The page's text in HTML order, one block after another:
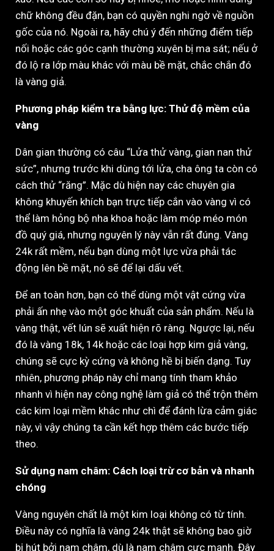
chữ không đều đặn, bạn có quyền nghi ngờ về nguồn
gốc của nó. Ngoài ra, hãy chú ý đến những điểm tiếp
nối hoặc các góc cạnh thường xuyên bị ma sát; nếu ở
đó lộ ra lớp màu khác với màu bề mặt, chắc chắn đó
là vàng giả.
Phương pháp kiểm tra bằng lực: Thử độ mềm của
vàng
Dân gian thường có câu “Lửa thử vàng, gian nan thử
sức”, nhưng trước khi dùng tới lửa, cha ông ta còn có
cách thử “răng”. Mặc dù hiện nay các chuyên gia
không khuyến khích bạn trực tiếp cắn vào vàng vì có
thể làm hỏng bộ nha khoa hoặc làm móp méo món
đồ quý giá, nhưng nguyên lý này vẫn rất đúng. Vàng
24k rất mềm, nếu bạn dùng một lực vừa phải tác
động lên bề mặt, nó sẽ để lại dấu vết.
Để an toàn hơn, bạn có thể dùng một vật cứng vừa
phải ấn nhẹ vào một góc khuất của sản phẩm. Nếu là
vàng thật, vết lún sẽ xuất hiện rõ ràng. Ngược lại, nếu
đó là vàng 18k, 14k hoặc các loại hợp kim giả vàng,
chúng sẽ cực kỳ cứng và không hề bị biến dạng. Tuy
nhiên, phương pháp này chỉ mang tính tham khảo
nhanh vì hiện nay công nghệ làm giả có thể trộn thêm
các kim loại mềm khác như chì để đánh lừa cảm giác
này, vì vậy chúng ta cần kết hợp thêm các bước tiếp
theo.
Sử dụng nam châm: Cách loại trừ cơ bản và nhanh
chóng
Vàng nguyên chất là một kim loại không có từ tính.
Điều này có nghĩa là vàng 24k thật sẽ không bao giờ
bị hút bởi nam châm, dù là nam châm cực mạnh. Đây